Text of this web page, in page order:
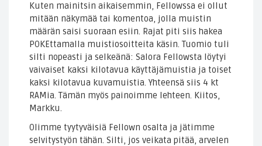
Kuten mainitsin aikaisemmin, Fellowssa ei ollut
mitään näkymää tai komentoa, jolla muistin
määrän saisi suoraan esiin. Rajat piti siis hakea
POKEttamalla muistiosoitteita käsin. Tuomio tuli
silti nopeasti ja selkeänä: Salora Fellowsta löytyi
vaivaiset kaksi kilotavua käyttäjämuistia ja toiset
kaksi kilotavua kuvamuistia. Yhteensä siis 4 kt
RAMia. Tämän myös painoimme lehteen. Kiitos,
Markku.
Olimme tyytyväisiä Fellown osalta ja jätimme
selvitystyön tähän. Silti, jos veikata pitää, arvelen